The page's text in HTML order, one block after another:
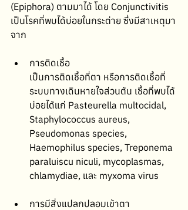
(Epiphora) ตามมาได้ โดย Conjunctivitis
เป็นโรคที่พบได้บ่อยในกระต่าย ซึ่งมีสาเหตุมา
จาก
การติดเชื้อ
เป็นการติดเชื้อที่ตา หรือการติดเชื้อที่
ระบบทางเดินหายใจส่วนต้น เชื้อที่พบได้
บ่อยได้แก่ Pasteurella multocidal,
Staphylococcus aureus,
Pseudomonas species,
Haemophilus species, Treponema
paraluiscu niculi, mycoplasmas,
chlamydiae, และ myxoma virus
การมีสิ่งแปลกปลอมเข้าตา